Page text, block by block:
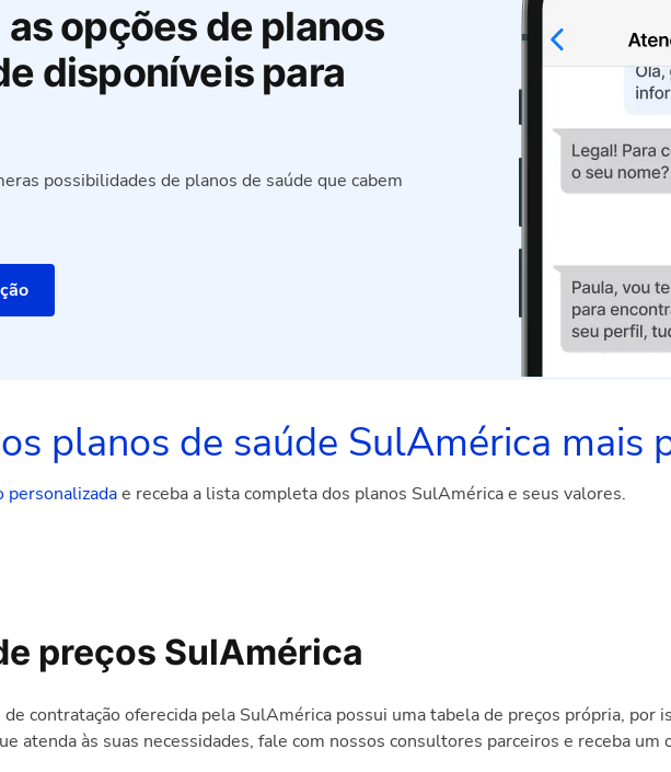
opções de planos
disponíveis para
possibilidades de planos de saúde que cabem
planos de saúde SulAmérica mais
personalizadae receba a lista completa dos planos SulAmérica e seus valores.
preços SulAmérica
de contratação oferecida pela SulAmérica possui uma tabela de preços própria, por
atenda às suas necessidades, fale com nossos consultores parceiros e receba um